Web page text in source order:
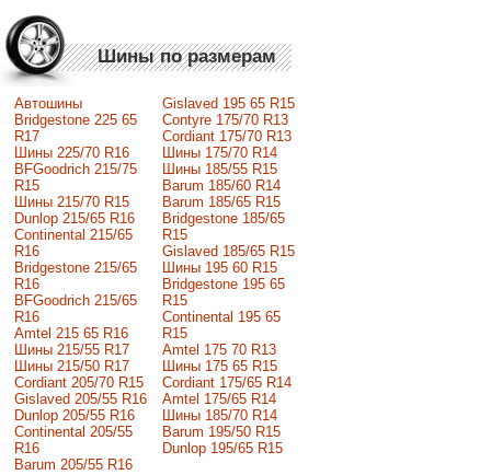
Шины по размерам
Автошины
Bridgestone 225 65
R17
Шины 225/70 R16
BFGoodrich 215/75
R15
Шины 215/70 R15
Dunlop 215/65 R16
Continental 215/65
R16
Bridgestone 215/65
R16
BFGoodrich 215/65
R16
Amtel 215 65 R16
Шины 215/55 R17
Шины 215/50 R17
Сordiant 205/70 R15
Gislaved 205/55 R16
Dunlop 205/55 R16
Continental 205/55
R16
Barum 205/55 R16
Gislaved 195 65 R15
Contyre 175/70 R13
Cordiant 175/70 R13
Шины 175/70 R14
Шины 185/55 R15
Barum 185/60 R14
Barum 185/65 R15
Bridgestone 185/65
R15
Gislaved 185/65 R15
Шины 195 60 R15
Bridgestone 195 65
R15
Continental 195 65
R15
Amtel 175 70 R13
Шины 175 65 R15
Cordiant 175/65 R14
Amtel 175/65 R14
Шины 185/70 R14
Barum 195/50 R15
Dunlop 195/65 R15